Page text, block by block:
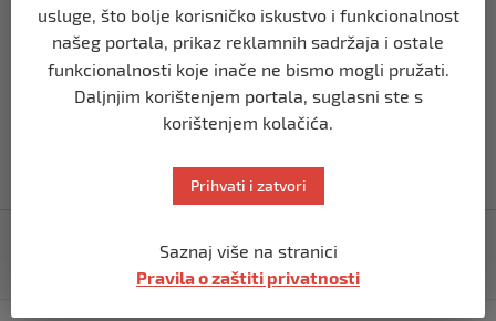
pojavili na društvenim mrežama
Glumice 18+ filmova požalile se na posao: Radimo i do
18 sati i niko ne želi vezu s nama
usluge, što bolje korisničko iskustvo i funkcionalnost
našeg portala, prikaz reklamnih sadržaja i ostale
funkcionalnosti koje inače ne bismo mogli pružati.
Daljnjim korištenjem portala, suglasni ste s
korištenjem kolačića.
Prihvati i zatvori
Saznaj više na stranici
Pravila o zaštiti privatnosti